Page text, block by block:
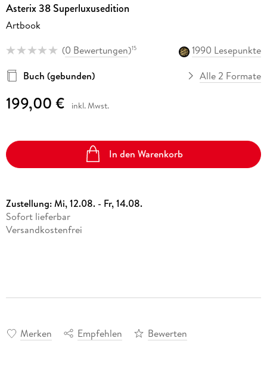
Asterix 38 Superluxusedition
Artbook
(0 Bewertungen)15
1990 Lesepunkte
Buch (gebunden)
Alle 2 Formate
199,00 € inkl. Mwst.
In den Warenkorb
Zustellung:Mi, 12.08. - Fr, 14.08.
Sofort lieferbar
Versandkostenfrei
Merken Empfehlen Bewerten